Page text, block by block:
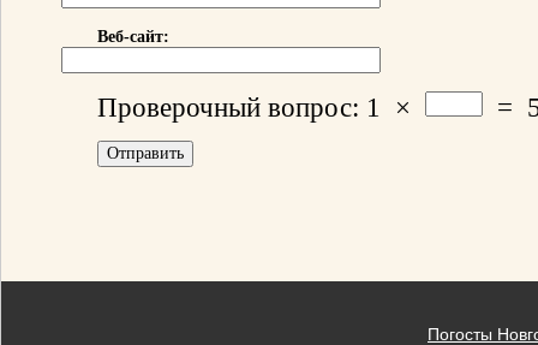
Веб-сайт:
Проверочный вопрос: 1 × =
Погосты